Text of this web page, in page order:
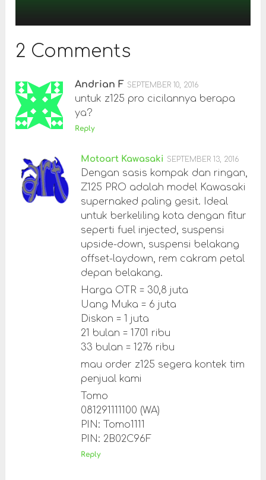
2 Comments
Andrian F SEPTEMBER 10, 2016
untuk z125 pro cicilannya berapa
ya?
Reply
Motoart Kawasaki SEPTEMBER 13, 2016
Dengan sasis kompak dan ringan,
Z125 PRO adalah model Kawasaki
supernaked paling gesit. Ideal
untuk berkeliling kota dengan fitur
seperti fuel injected, suspensi
upside-down, suspensi belakang
offset-laydown, rem cakram petal
depan belakang.
Harga OTR = 30,8 juta
Uang Muka = 6 juta
Diskon = 1 juta
21 bulan = 1701 ribu
33 bulan = 1276 ribu
mau order z125 segera kontek tim
penjual kami
Tomo
081291111100 (WA)
PIN: Tomo1111
PIN: 2B02C96F
Reply